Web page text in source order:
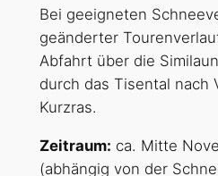
Bei geeigneten
geänderter
Abfahrt über die
durch das Tisental nach
Kurzras.
Zeitraum: ca. Mitte
(abhängig von der